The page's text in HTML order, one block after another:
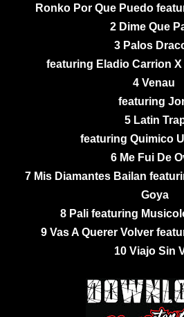
Ronko Por Que Puedo
2 Dime Que
3 Palos
featuring Eladio Carrion
4 Venau
featuring
5 Latin
featuring Quimico
6 Me Fui De
7 Mis Diamantes Bailan
Goya
8 Pali featuring
9 Vas A Querer Volver
10 Viajo Sin